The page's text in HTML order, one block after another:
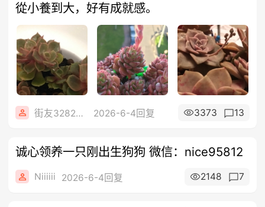
從小養到大，好有成就感。
街友32821277 2026-6-4回复 3373 13
诚心领养一只刚出生狗狗 微信：nice95812
Niiiiii 2026-6-4回复 2148 7